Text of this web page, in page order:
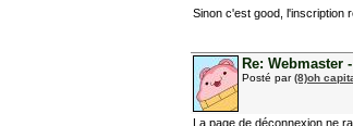
Sinon c'est good, l'inscription
Re: Webmaster
Posté par(8)oh
La page de déconnexion ne